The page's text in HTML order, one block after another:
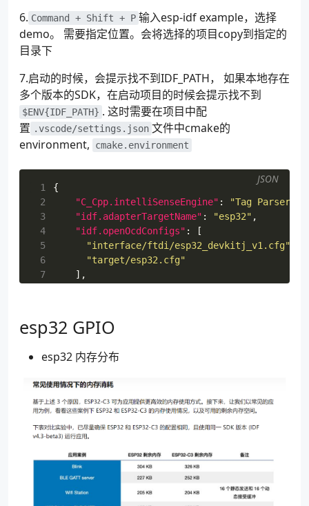
6. Command + Shift + P 输入esp-idf example，选择
demo。 需要指定位置。会将选择的项目copy到指定的
目录下
7.启动的时候，会提示找不到IDF_PATH， 如果本地存在
多个版本的SDK，在启动项目的时候会提示找不到
$ENV{IDF_PATH} . 这时需要在项目中配
置 .vscode/settings.json 文件中cmake的
environment,
cmake.environment
1
{
2
"C_Cpp.intelliSenseEngine" : "Tag Parser"
3
"idf.adapterTargetName" : "esp32" ,
4
"idf.openOcdConfigs" :
[
5
"interface/ftdi/esp32_devkitj_v1.cfg"
6
"target/esp32.cfg"
7
],
11
}
JSON
esp32 GPIO
esp32 内存分布